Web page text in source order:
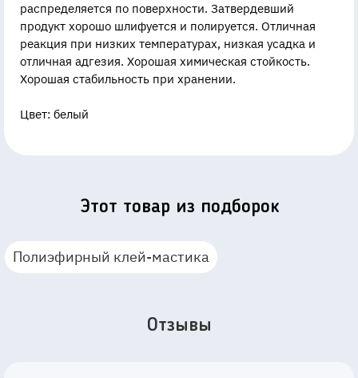
распределяется по поверхности. Затвердевший
продукт хорошо шлифуется и полируется. Отличная
реакция при низких температурах, низкая усадка и
отличная адгезия. Хорошая химическая стойкость.
Хорошая стабильность при хранении.
Цвет: белый
Этот товар из подборок
Полиэфирный клей-мастика
Отзывы